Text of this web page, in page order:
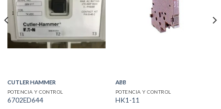
CUTLER HAMMER
POTENCIA Y CONTROL
6702ED644
ABB
POTENCIA Y CONTROL
HK1-11